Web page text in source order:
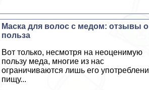
Маска для волос с медом: отзывы
польза
Вот только, несмотря на неоценимую
пользу меда, многие из нас
ограничиваются лишь его
пищу...